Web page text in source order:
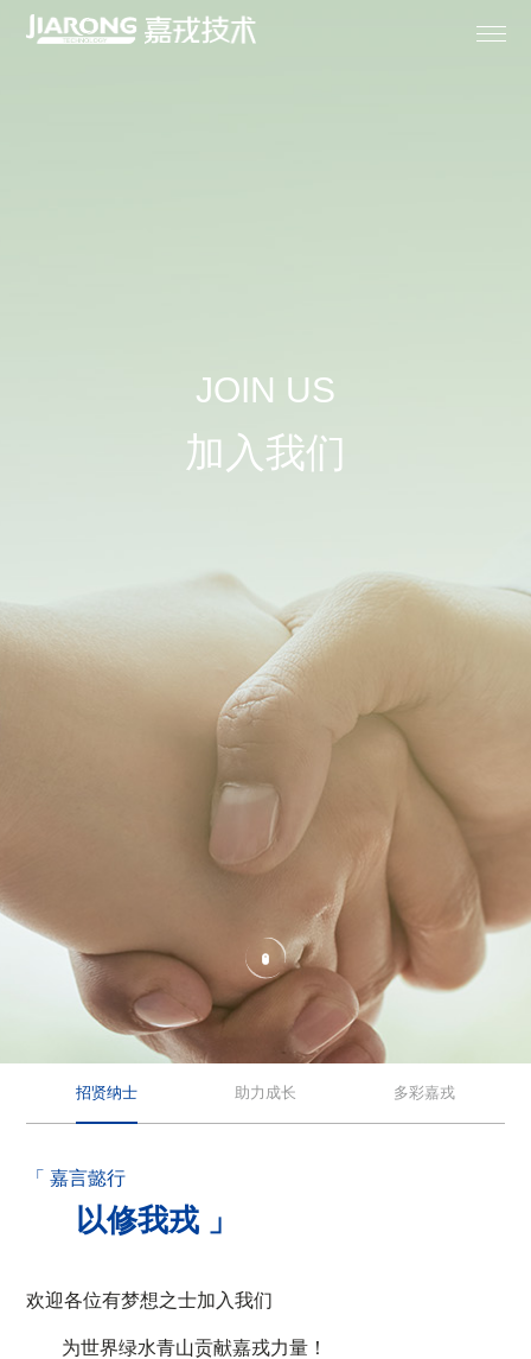

JOIN US
加入我们
招贤纳士 助力成长 多彩嘉戎
「 嘉言懿行
以修我戎 」
欢迎各位有梦想之士加入我们
为世界绿水青山贡献嘉戎力量！